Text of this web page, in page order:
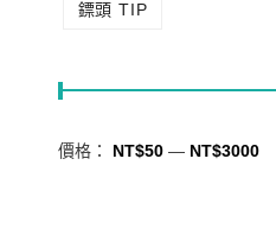
鏢頭 TIP
價格： NT$50— NT$3000